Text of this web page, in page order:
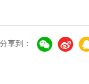
分享到：